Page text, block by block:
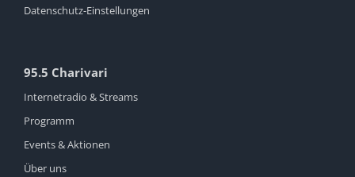
Datenschutz-Einstellungen
95.5 Charivari
Internetradio & Streams
Programm
Events & Aktionen
Über uns